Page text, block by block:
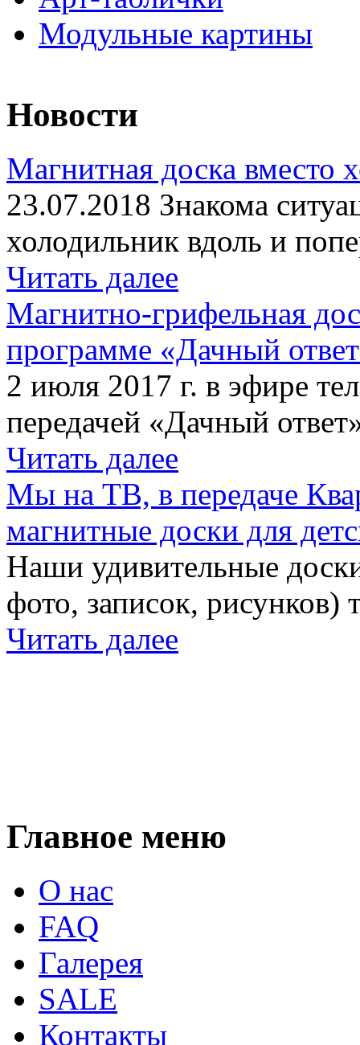
Модульные картины
Новости
Магнитная доска вместо
23.07.2018 Знакома
холодильник вдоль и
Читать далее
Магнитно-грифельная
программе «Дачный
2 июля 2017 г. в эфире
передачей «Дачный
Читать далее
Мы на ТВ, в передаче
магнитные доски для
Наши удивительные
фото, записок,
Читать далее
Главное меню
О нас
FAQ
Галерея
SALE
Контакты